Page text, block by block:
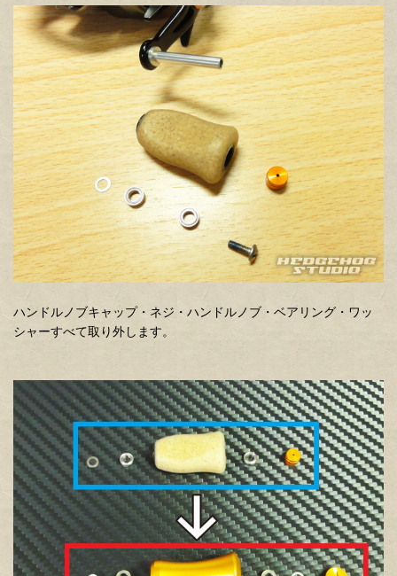
ハンドルノブキャップ・ネジ・ハンドルノブ・ベアリング・ワッ
シャーすべて取り外します。